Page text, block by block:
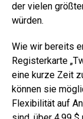
der vielen
würden.
Wie wir bereits
Registerkarte
eine kurze Zeit
können sie
Flexibilität auf